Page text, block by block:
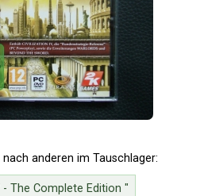
anderen im Tauschlager:
The Complete Edition "